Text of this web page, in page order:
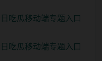
吃瓜移动端专题入口
吃瓜移动端专题入口